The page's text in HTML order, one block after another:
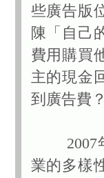
些廣告版
陳「自己
費用購買
主的現金
到廣告費
2007年
業的多樣